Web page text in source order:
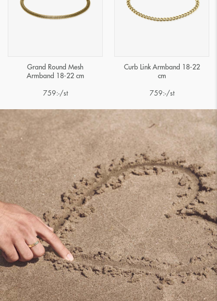
Grand Round Mesh
Armband 18-22 cm
759:-/st
Curb Link Armband 18-22
cm
759:-/st